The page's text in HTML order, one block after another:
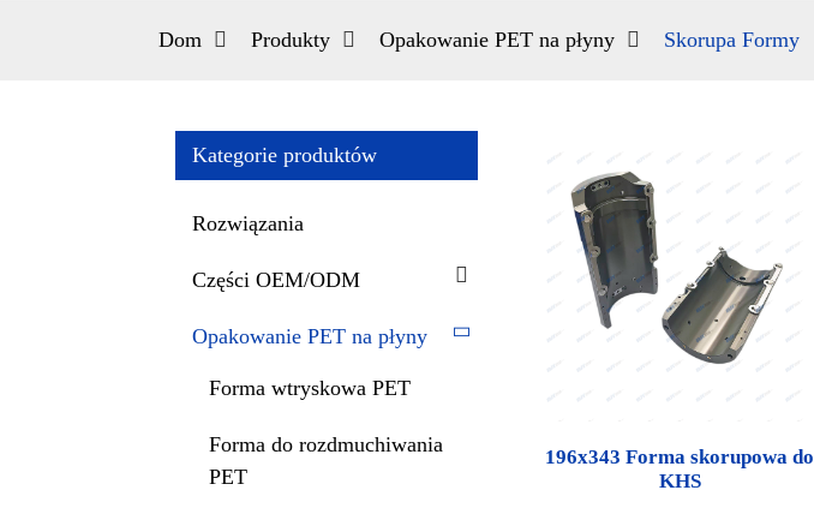
Dom Produkty Opakowanie PET na płyny Skorupa Formy
Kategorie produktów
Rozwiązania
Części OEM/ODM
Opakowanie PET na płyny
Forma wtryskowa PET
Forma do rozdmuchiwania
PET
196x343 Forma skorupowa do
KHS